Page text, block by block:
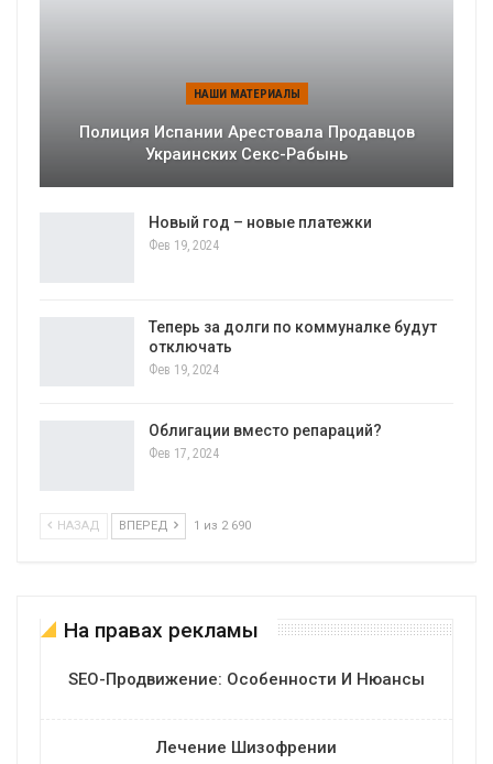
НАШИ МАТЕРИАЛЫ
Полиция Испании Арестовала Продавцов
Украинских Секс-Рабынь
Новый год – новые платежки
Фев 19, 2024
Теперь за долги по коммуналке будут
отключать
Фев 19, 2024
Облигации вместо репараций?
Фев 17, 2024
НАЗАД ВПЕРЕД 1 из 2 690
На правах рекламы
SEO-Продвижение: Особенности И Нюансы
Лечение Шизофрении